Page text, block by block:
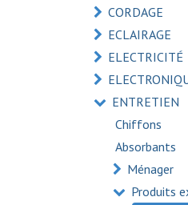
CORDAGE
ECLAIRAGE
ELECTRICITÉ
ENTRETIEN
Chiffons
Absorbants
Ménager
Produits